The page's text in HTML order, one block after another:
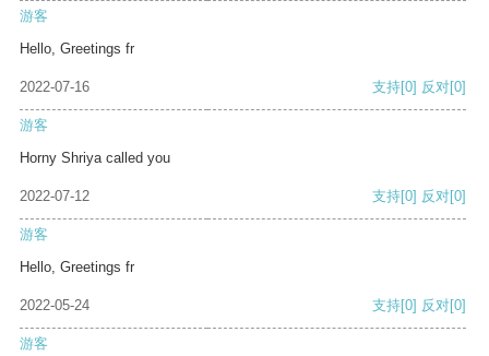
游客
Hello, Greetings fr
2022-07-16 支持[0] 反对[0]
游客
Horny Shriya called you
2022-07-12 支持[0] 反对[0]
游客
Hello, Greetings fr
2022-05-24 支持[0] 反对[0]
游客